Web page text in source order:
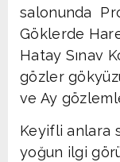
salonunda
Göklerde
Hatay Sınav
gözler
ve Ay
Keyifli anlara
yoğun ilgi